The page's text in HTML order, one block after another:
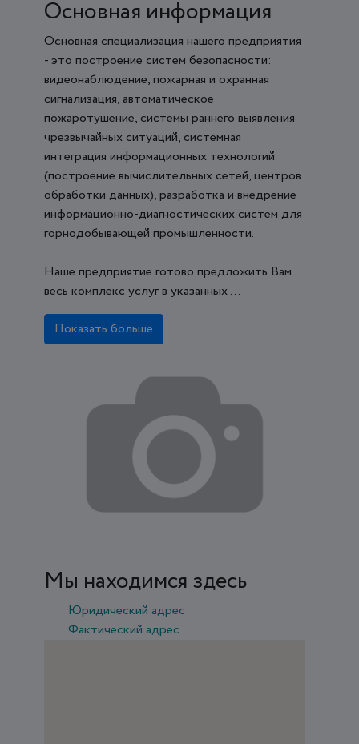
Основная информация
Основная специализация нашего предприятия
- это построение систем безопасности:
видеонаблюдение, пожарная и охранная
сигнализация, автоматическое
пожаротушение, системы раннего выявления
чрезвычайных ситуаций, системная
интеграция информационных технологий
(построение вычислительных сетей, центров
обработки данных), разработка и внедрение
информационно-диагностических систем для
горнодобывающей промышленности.
Наше предприятие готово предложить Вам
весь комплекс услуг в указанных ...
Показать больше
Мы находимся здесь
Юридический адрес
Фактический адрес